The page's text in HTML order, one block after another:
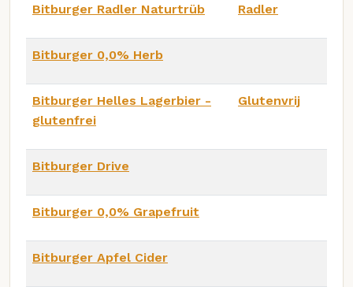
Bitburger Radler Naturtrüb Radler
Bitburger 0,0% Herb
Bitburger Helles Lagerbier -
glutenfrei
Glutenvrij
Bitburger Drive
Bitburger 0,0% Grapefruit
Bitburger Apfel Cider